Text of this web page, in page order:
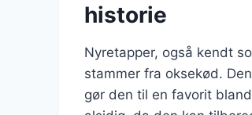
historie
Nyretapper, også kendt
stammer fra oksekød.
gør den til en favorit